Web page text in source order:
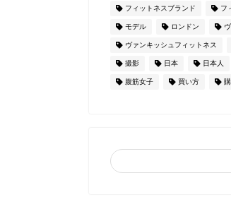
フィットネスブランド フ
モデル ロンドン
ヴァンキッシュフィットネス
撮影 日本 日本人
腹筋女子 買い方